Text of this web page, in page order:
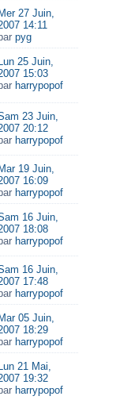
Mer 27 Juin,
14:11
pyg
Lun 25 Juin,
15:03
harrypopof
23 Juin,
20:12
harrypopof
Mar 19 Juin,
16:09
harrypopof
16 Juin,
18:08
harrypopof
16 Juin,
17:48
harrypopof
Mar 05 Juin,
18:29
harrypopof
Lun 21 Mai,
19:32
harrypopof